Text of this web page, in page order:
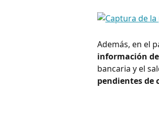
Además, en el
información
bancaria y el
pendientes de